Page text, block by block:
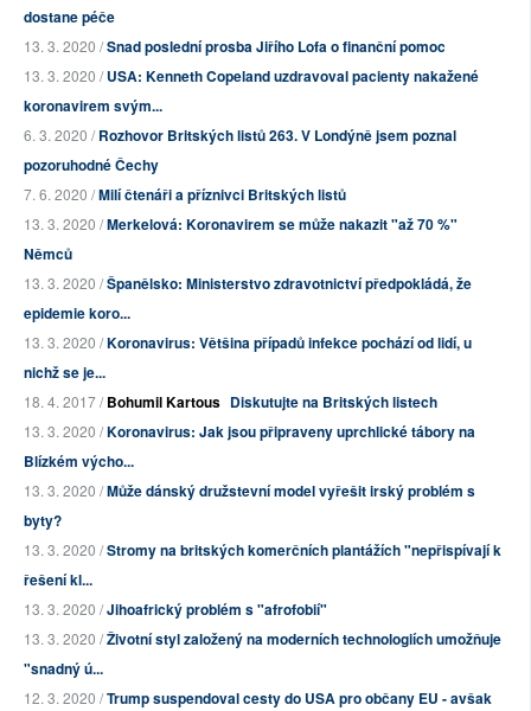
dostane péče
13. 3. 2020 /Snad poslední prosba Jiřího Lofa o finanční pomoc
13. 3. 2020 /USA: Kenneth Copeland uzdravoval pacienty nakažené
koronavirem svým...
6. 3. 2020 /Rozhovor Britských listů 263. V Londýně jsem poznal
pozoruhodné Čechy
7. 6. 2020 /Milí čtenáři a příznivci Britských listů
13. 3. 2020 /Merkelová: Koronavirem se může nakazit "až 70 %"
Němců
13. 3. 2020 /Španělsko: Ministerstvo zdravotnictví předpokládá, že
epidemie koro...
13. 3. 2020 /Koronavirus: Většina případů infekce pochází od lidí, u
nichž se je...
18. 4. 2017 /Bohumil Kartous Diskutujte na Britských listech
13. 3. 2020 /Koronavirus: Jak jsou připraveny uprchlické tábory na
Blízkém výcho...
13. 3. 2020 /Může dánský družstevní model vyřešit irský problém s
byty?
13. 3. 2020 /Stromy na britských komerčních plantážích "nepřispívají k
řešení kl...
13. 3. 2020 /Jihoafrický problém s "afrofobií"
13. 3. 2020 /Životní styl založený na moderních technologiích umožňuje
"snadný ú...
12. 3. 2020 /Trump suspendoval cesty do USA pro občany EU - avšak